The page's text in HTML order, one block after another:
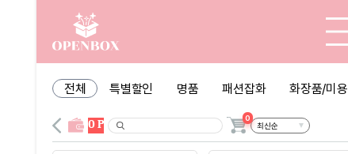
전체 특별할인 명품 패션잡화 화장품/미용
0 P
0